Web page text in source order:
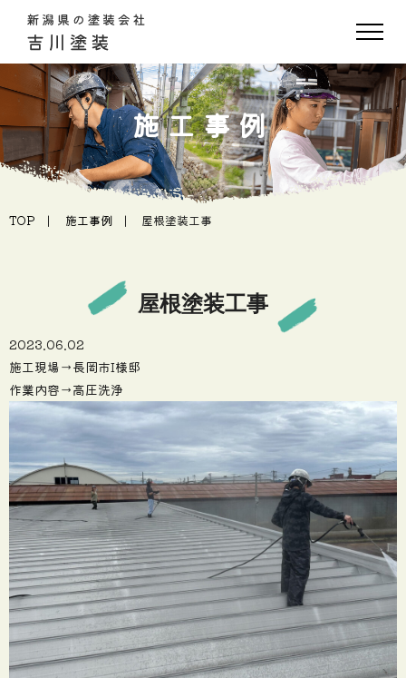
施工事例
TOP 施工事例 屋根塗装工事
屋根塗装工事
2023.06.02
施工現場→長岡市I様邸
作業内容→高圧洗浄